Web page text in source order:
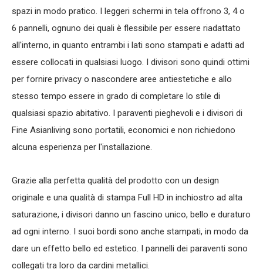
spazi in modo pratico. I leggeri schermi in tela offrono 3, 4 o
6 pannelli, ognuno dei quali è flessibile per essere riadattato
all'interno, in quanto entrambi i lati sono stampati e adatti ad
essere collocati in qualsiasi luogo. I divisori sono quindi ottimi
per fornire privacy o nascondere aree antiestetiche e allo
stesso tempo essere in grado di completare lo stile di
qualsiasi spazio abitativo. I paraventi pieghevoli e i divisori di
Fine Asianliving sono portatili, economici e non richiedono
alcuna esperienza per l'installazione.
Grazie alla perfetta qualità del prodotto con un design
originale e una qualità di stampa Full HD in inchiostro ad alta
saturazione, i divisori danno un fascino unico, bello e duraturo
ad ogni interno. I suoi bordi sono anche stampati, in modo da
dare un effetto bello ed estetico. I pannelli dei paraventi sono
collegati tra loro da cardini metallici.